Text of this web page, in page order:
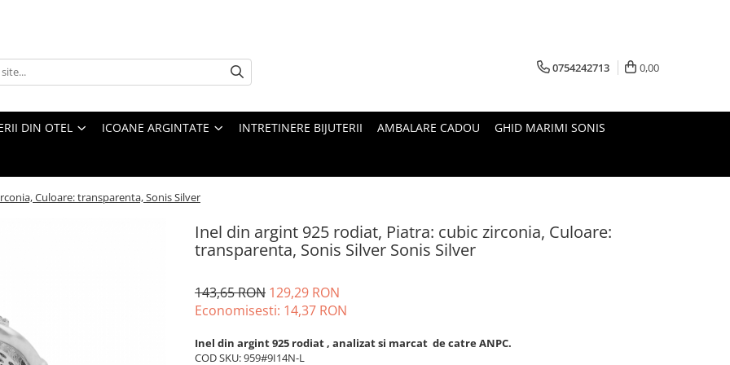
0754242713 0,00
DIN OTEL ICOANE ARGINTATE INTRETINERE BIJUTERII AMBALARE CADOU GHID MARIMI SONIS
Culoare: transparenta, Sonis Silver
Inel din argint 925 rodiat, Piatra: cubic zirconia, Culoare:
transparenta, Sonis Silver Sonis Silver
143,65 RON 129,29 RON
Economisesti: 14,37 RON
Inel din argint 925 rodiat , analizat si marcat de catre ANPC.
COD SKU: 959#9I14N-L